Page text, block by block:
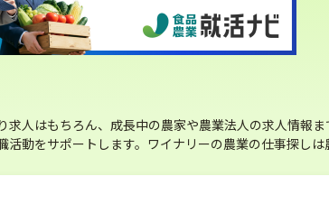
人はもちろん、成長中の農家や農業法人の求人情報ま
動をサポートします。ワイナリーの農業の仕事探しは